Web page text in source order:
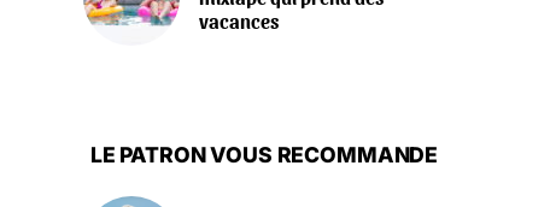
vacances
LE PATRON VOUS RECOMMANDE